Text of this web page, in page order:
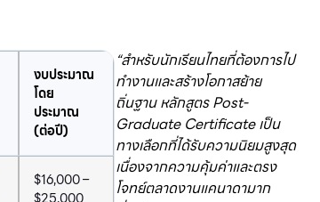
งบประมาณ
โดย
ประมาณ
(ต่อปี)
$16,000 –
“สำหรับนักเรียนไทยที่ต้องการไป
ทำงานและสร้างโอกาสย้าย
ถิ่นฐาน หลักสูตร Post-
Graduate Certificate เป็น
ทางเลือกที่ได้รับความนิยมสูงสุด
เนื่องจากความคุ้มค่าและตรง
โจทย์ตลาดงานแคนาดามาก